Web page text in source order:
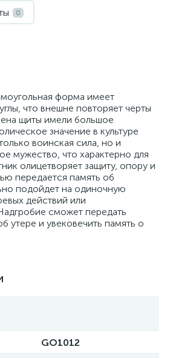
0
форма имеет
что внешне повторяет черты
щиты имели большое
значение в культуре
воинская сила, но и
мужество, что характерно для
олицетворяет защиту, опору и
передается память об
подойдет на одиночную
действий или
сможет передать
утере и увековечить память о
GO1012